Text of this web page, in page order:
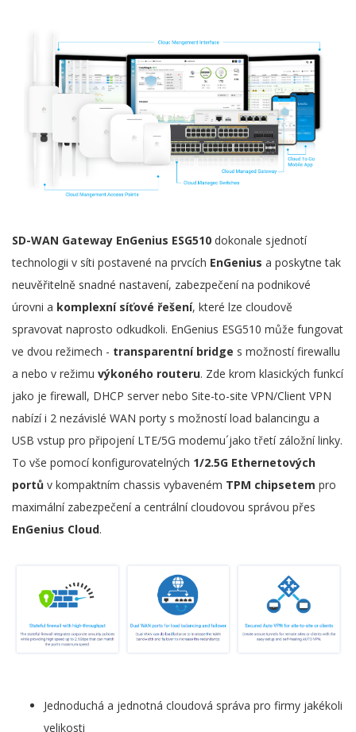
SD-WAN Gateway EnGenius ESG510 dokonale sjednotí
technologii v síti postavené na prvcích EnGenius a poskytne tak
neuvěřitelně snadné nastavení, zabezpečení na podnikové
úrovni a komplexní síťové řešení, které lze cloudově
spravovat naprosto odkudkoli. EnGenius ESG510 může fungovat
ve dvou režimech - transparentní bridge s možností firewallu
a nebo v režimu výkoného routeru. Zde krom klasických funkcí
jako je firewall, DHCP server nebo Site-to-site VPN/Client VPN
nabízí i 2 nezávislé WAN porty s možností load balancingu a
USB vstup pro připojení LTE/5G modemu´jako třetí záložní linky.
To vše pomocí konfigurovatelných 1/2.5G Ethernetových
portů v kompaktním chassis vybaveném TPM chipsetem pro
maximální zabezpečení a centrální cloudovou správou přes
EnGenius Cloud.
Jednoduchá a jednotná cloudová správa pro firmy jakékoli
velikosti